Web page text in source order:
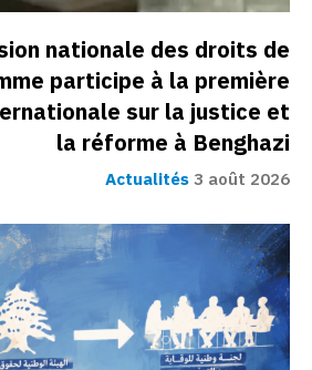
nationale des droits de
participe à la première
sur la justice et
la réforme à Benghazi
Actualités3 août 2026